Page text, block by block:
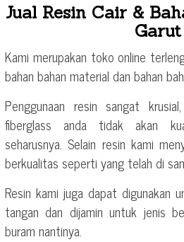
Jual Resin Cair &
Garut
Kami merupakan toko online
bahan bahan material dan bahan
Penggunaan resin sangat
fiberglass anda tidak akan
seharusnya. Selain resin kami
berkualitas seperti yang telah di
Resin kami juga dapat digunakan
tangan dan dijamin untuk jenis
buram nantinya.